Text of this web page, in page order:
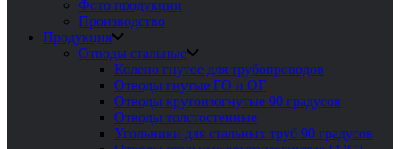
Фото продукции
Производство
Продукция
Отводы стальные
Колено гнутое для трубопроводов
Отводы гнутые ГО и ОГ
Отводы крутоизогнутые 90 градусов
Отводы толстостенные
Угольники для стальных труб 90 градусов